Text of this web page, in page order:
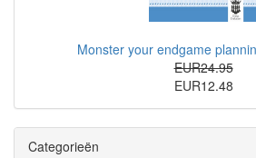
Monster your endgame
EUR24.95
EUR12.48
Categorieën